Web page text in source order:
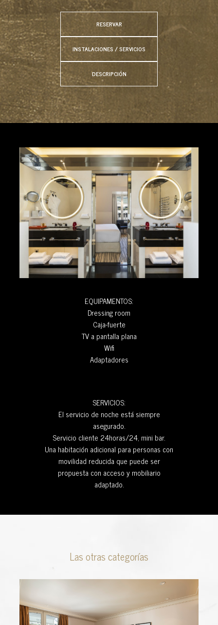
RESERVAR
INSTALACIONES / SERVICIOS
DESCRIPCIÓN
EQUIPAMENTOS:
Dressing room
Caja-fuerte
TV a pantalla plana
Wifi
Adaptadores
SERVICIOS:
El servicio de noche está siempre
asegurado.
Servicio cliente 24horas/24, mini bar.
Una habitación adicional para personas con
movilidad reducida que puede ser
propuesta con acceso y mobiliario
adaptado.
Las otras categorías